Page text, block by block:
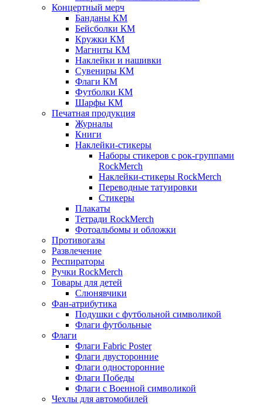
Концертный мерч
Банданы КМ
Бейсболки КМ
Кружки КМ
Магниты КМ
Наклейки и нашивки
Сувениры КМ
Флаги КМ
Футболки КМ
Шарфы КМ
Печатная продукция
Журналы
Книги
Наклейки-стикеры
Наборы стикеров с рок-группами
RockMerch
Наклейки-стикеры RockMerch
Переводные татуировки
Стикеры
Плакаты
Тетради RockMerch
Фотоальбомы и обложки
Противогазы
Развлечение
Респираторы
Ручки RockMerch
Товары для детей
Слюнявчики
Фан-атрибутика
Подушки с футбольной символикой
Флаги футбольные
Флаги
Флаги Fabric Poster
Флаги двусторонние
Флаги односторонние
Флаги Победы
Флаги с Военной символикой
Чехлы для автомобилей